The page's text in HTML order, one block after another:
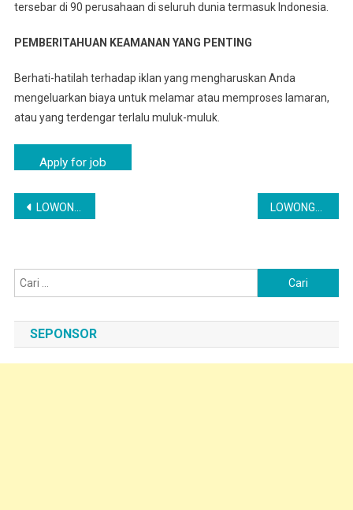
tersebar di 90 perusahaan di seluruh dunia termasuk Indonesia.
PEMBERITAHUAN KEAMANAN YANG PENTING
Berhati-hatilah terhadap iklan yang mengharuskan Anda
mengeluarkan biaya untuk melamar atau memproses lamaran,
atau yang terdengar terlalu muluk-muluk.
Navigasi
LOWONGAN KERJA PT EPSON INDONESIA PABRIK ELEKTRONIK CIKARANG SELATAN
untuk:
SEPONSOR